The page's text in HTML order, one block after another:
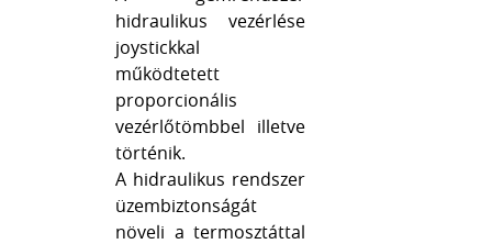
hidraulikus vezérlése
joystickkal
működtetett
proporcionális
vezérlőtömbbel illetve
történik.
A hidraulikus rendszer
üzembiztonságát
növeli a termosztáttal